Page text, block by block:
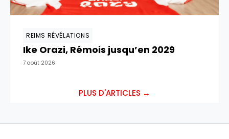
REIMS RÉVÉLATIONS
Ike Orazi, Rémois jusqu’en 2029
7 août 2026
PLUS D'ARTICLES →